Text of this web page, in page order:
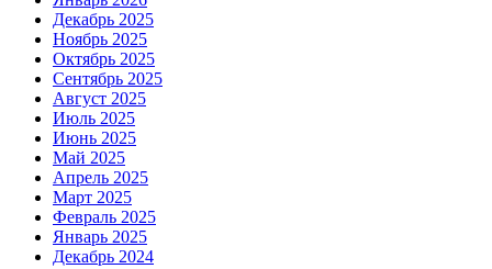
Декабрь 2025
Ноябрь 2025
Октябрь 2025
Сентябрь 2025
Август 2025
Июль 2025
Июнь 2025
Май 2025
Апрель 2025
Март 2025
Февраль 2025
Январь 2025
Декабрь 2024